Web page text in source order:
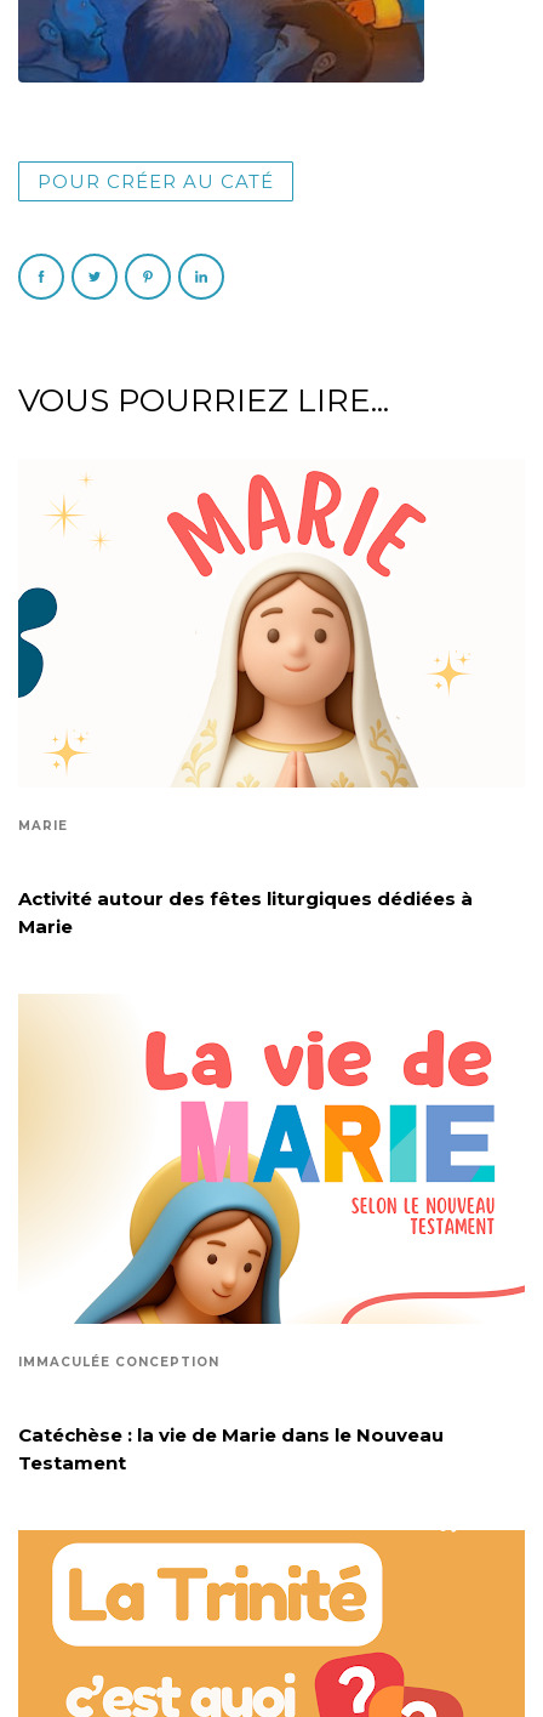
POUR CRÉER AU CATÉ
VOUS POURRIEZ LIRE...
MARIE
Activité autour des fêtes liturgiques dédiées à
Marie
IMMACULÉE CONCEPTION
Catéchèse : la vie de Marie dans le Nouveau
Testament